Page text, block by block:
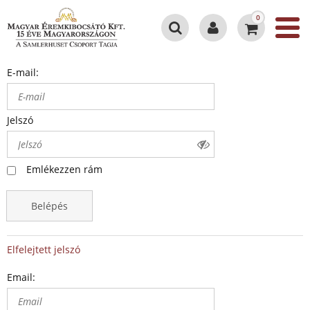
0
E-mail:
Jelszó
Emlékezzen rám
Belépés
Elfelejtett jelszó
Email: